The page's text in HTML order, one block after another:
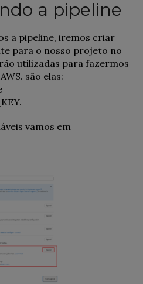
a pipeline
a pipeline, iremos criar
para o nosso projeto no
utilizadas para fazermos
são elas:
vamos em